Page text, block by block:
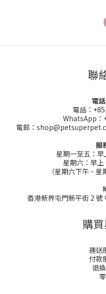
聯
電
電話：
WhatsApp：
電郵：
服
星期一至五：早
星期六：早上
（星期六下午、星
香港新界屯門新平街 2 號
購
運送
付款
退